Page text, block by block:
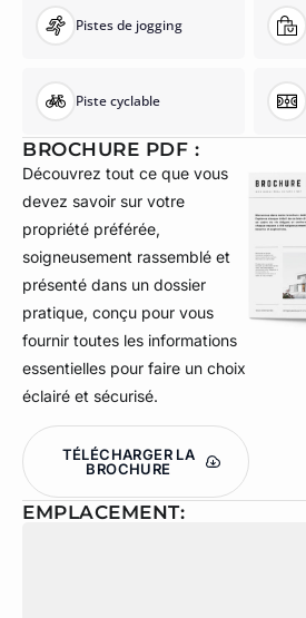
Pistes de jogging
Piste cyclable
BROCHURE PDF :
Découvrez tout ce que vous
devez savoir sur votre
propriété préférée,
soigneusement rassemblé et
présenté dans un dossier
pratique, conçu pour vous
fournir toutes les informations
essentielles pour faire un choix
éclairé et sécurisé.
TÉLÉCHARGER LA
BROCHURE
EMPLACEMENT: